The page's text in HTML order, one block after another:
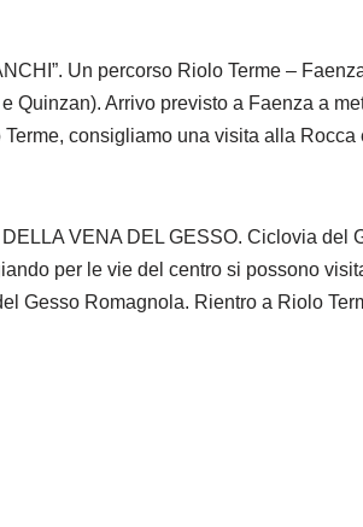
Un percorso Riolo Terme –
Quinzan). Arrivo previsto a Faenza a
consigliamo una visita alla Rocca
VENA DEL GESSO. Ciclovia
per le vie del centro si possono
Gesso Romagnola. Rientro a Riolo